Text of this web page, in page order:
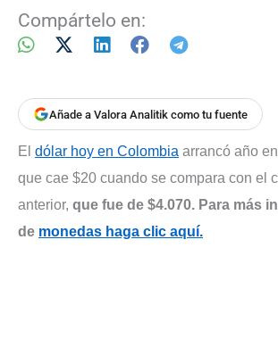
Compártelo en:
Añade a Valora Analitik como tu fuente
El dólar hoy en Colombia arrancó año
que cae $20 cuando se compara con el
anterior, que fue de $4.070. Para más
de monedas haga clic aquí.